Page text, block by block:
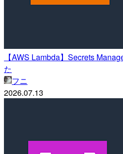
【AWS Lambda】Secrets
た
フニ
2026.07.13